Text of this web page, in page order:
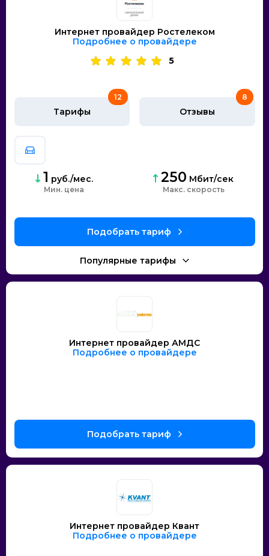
Интернет провайдер Ростелеком
Подробнее о провайдере
5
Тарифы
12
Отзывы
8
1 руб./мес.
Мин. цена
250 Мбит/сек
скорость
Интернет провайдер АМДС
Подробнее о провайдере
Интернет провайдер Квант
Подробнее о провайдере